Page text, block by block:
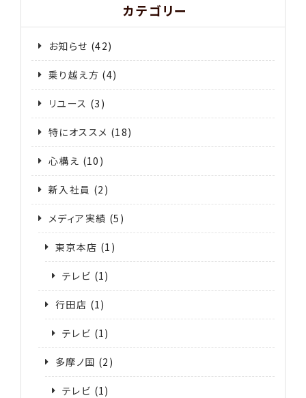
カテゴリー
お知らせ (42)
乗り越え方 (4)
リユース (3)
特にオススメ (18)
心構え (10)
新入社員 (2)
メディア実績 (5)
東京本店 (1)
テレビ (1)
行田店 (1)
テレビ (1)
多摩ノ国 (2)
テレビ (1)